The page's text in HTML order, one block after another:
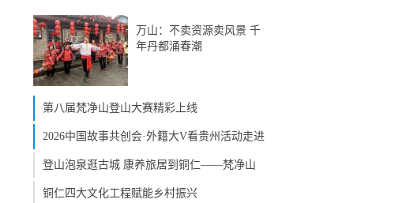
万山：不卖资源卖风景 千
年丹都涌春潮
第八届梵净山登山大赛精彩上线
2026中国故事共创会·外籍大V看贵州活动走进
登山泡泉逛古城 康养旅居到铜仁——梵净山
铜仁四大文化工程赋能乡村振兴